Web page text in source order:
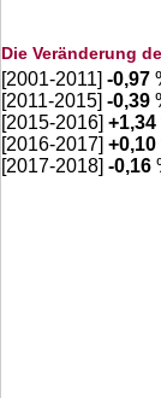
Die Veränderung
[2001-2011] -0,97
[2011-2015] -0,39
[2015-2016] +1,34
[2016-2017] +0,10
[2017-2018] -0,16